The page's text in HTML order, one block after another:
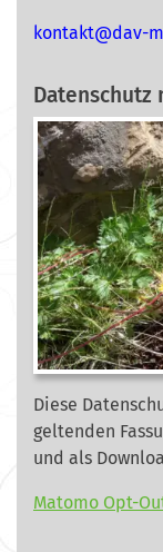
m-vad
@tkat
nok
Datenschutz
Diese
geltenden
und als
Matomo Opt-